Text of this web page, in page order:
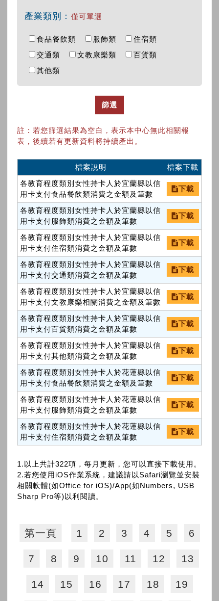
產業類別： 僅可單選
食品餐飲類 服飾類
住宿類
交通類
文教康樂類
百貨類
其他類
篩選
註：若您篩選結果為空白，表示本中心無此相關報
表，後續若有更新資料將持續產出。
檔案說明
檔案下載
各教育程度類別女性持卡人於宜蘭縣以信
用卡支付食品餐飲類消費之金額及筆數
下載
各教育程度類別女性持卡人於宜蘭縣以信
用卡支付服飾類消費之金額及筆數
下載
各教育程度類別女性持卡人於宜蘭縣以信
用卡支付住宿類消費之金額及筆數
下載
各教育程度類別女性持卡人於宜蘭縣以信
用卡支付交通類消費之金額及筆數
下載
各教育程度類別女性持卡人於宜蘭縣以信
用卡支付文教康樂相關消費之金額及筆數
下載
各教育程度類別女性持卡人於宜蘭縣以信
用卡支付百貨類消費之金額及筆數
下載
各教育程度類別女性持卡人於宜蘭縣以信
用卡支付其他類消費之金額及筆數
下載
各教育程度類別女性持卡人於花蓮縣以信
用卡支付食品餐飲類消費之金額及筆數
下載
各教育程度類別女性持卡人於花蓮縣以信
用卡支付服飾類消費之金額及筆數
下載
各教育程度類別女性持卡人於花蓮縣以信
用卡支付住宿類消費之金額及筆數
下載
1.以上共計322項，每月更新，您可以直接下載使用。
2.若您使用iOS作業系統，建議請以Safari瀏覽並安裝
相關軟體(如Office for iOS)/App(如Numbers, USB
Sharp Pro等)以利閱讀。
第一頁 1 2 3 4 5 6
7 8 9 10 11 12 13
14 15 16 17 18 19